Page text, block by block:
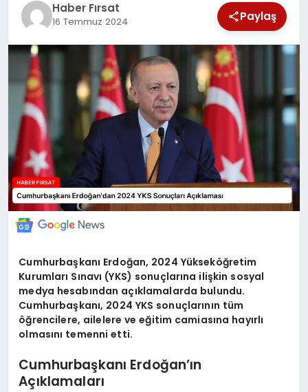
EKONOMİ
MAGAZİN
EĞİTİM
DÜNYA
Haber Fırsat
16 Temmuz 2024 Paylaş
Cumhurbaşkanı Erdoğan, 2024 Yükseköğretim
Kurumları Sınavı (YKS) sonuçlarına ilişkin sosyal
medya hesabından açıklamalarda bulundu.
Cumhurbaşkanı, 2024 YKS sonuçlarının tüm
öğrencilere, ailelere ve eğitim camiasına hayırlı
olmasını temenni etti.
Cumhurbaşkanı Erdoğan’ın
Açıklamaları